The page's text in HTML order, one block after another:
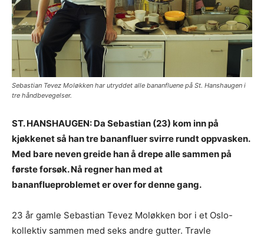
Sebastian Tevez Moløkken har utryddet alle bananfluene på St. Hanshaugen i
tre håndbevegelser.
ST. HANSHAUGEN: Da Sebastian (23) kom inn på
kjøkkenet så han tre bananfluer svirre rundt oppvasken.
Med bare neven greide han å drepe alle sammen på
første forsøk. Nå regner han med at
bananflueproblemet er over for denne gang.
23 år gamle Sebastian Tevez Moløkken bor i et Oslo-
kollektiv sammen med seks andre gutter. Travle